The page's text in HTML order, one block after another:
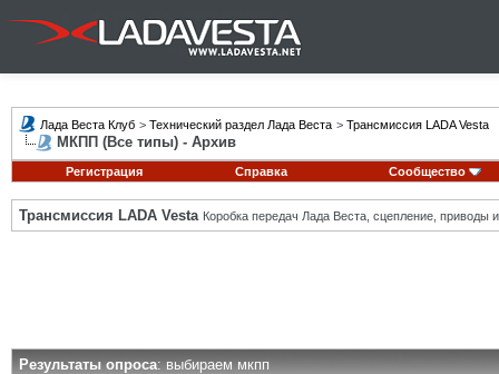
Лада Веста Клуб > Технический раздел Лада Веста > Трансмиссия LADA Vesta
МКПП (Все типы) - Архив
Регистрация Справка Сообщество
Трансмиссия LADA Vesta Коробка передач Лада Веста, сцепление, приводы и
Результаты опроса: выбираем мкпп